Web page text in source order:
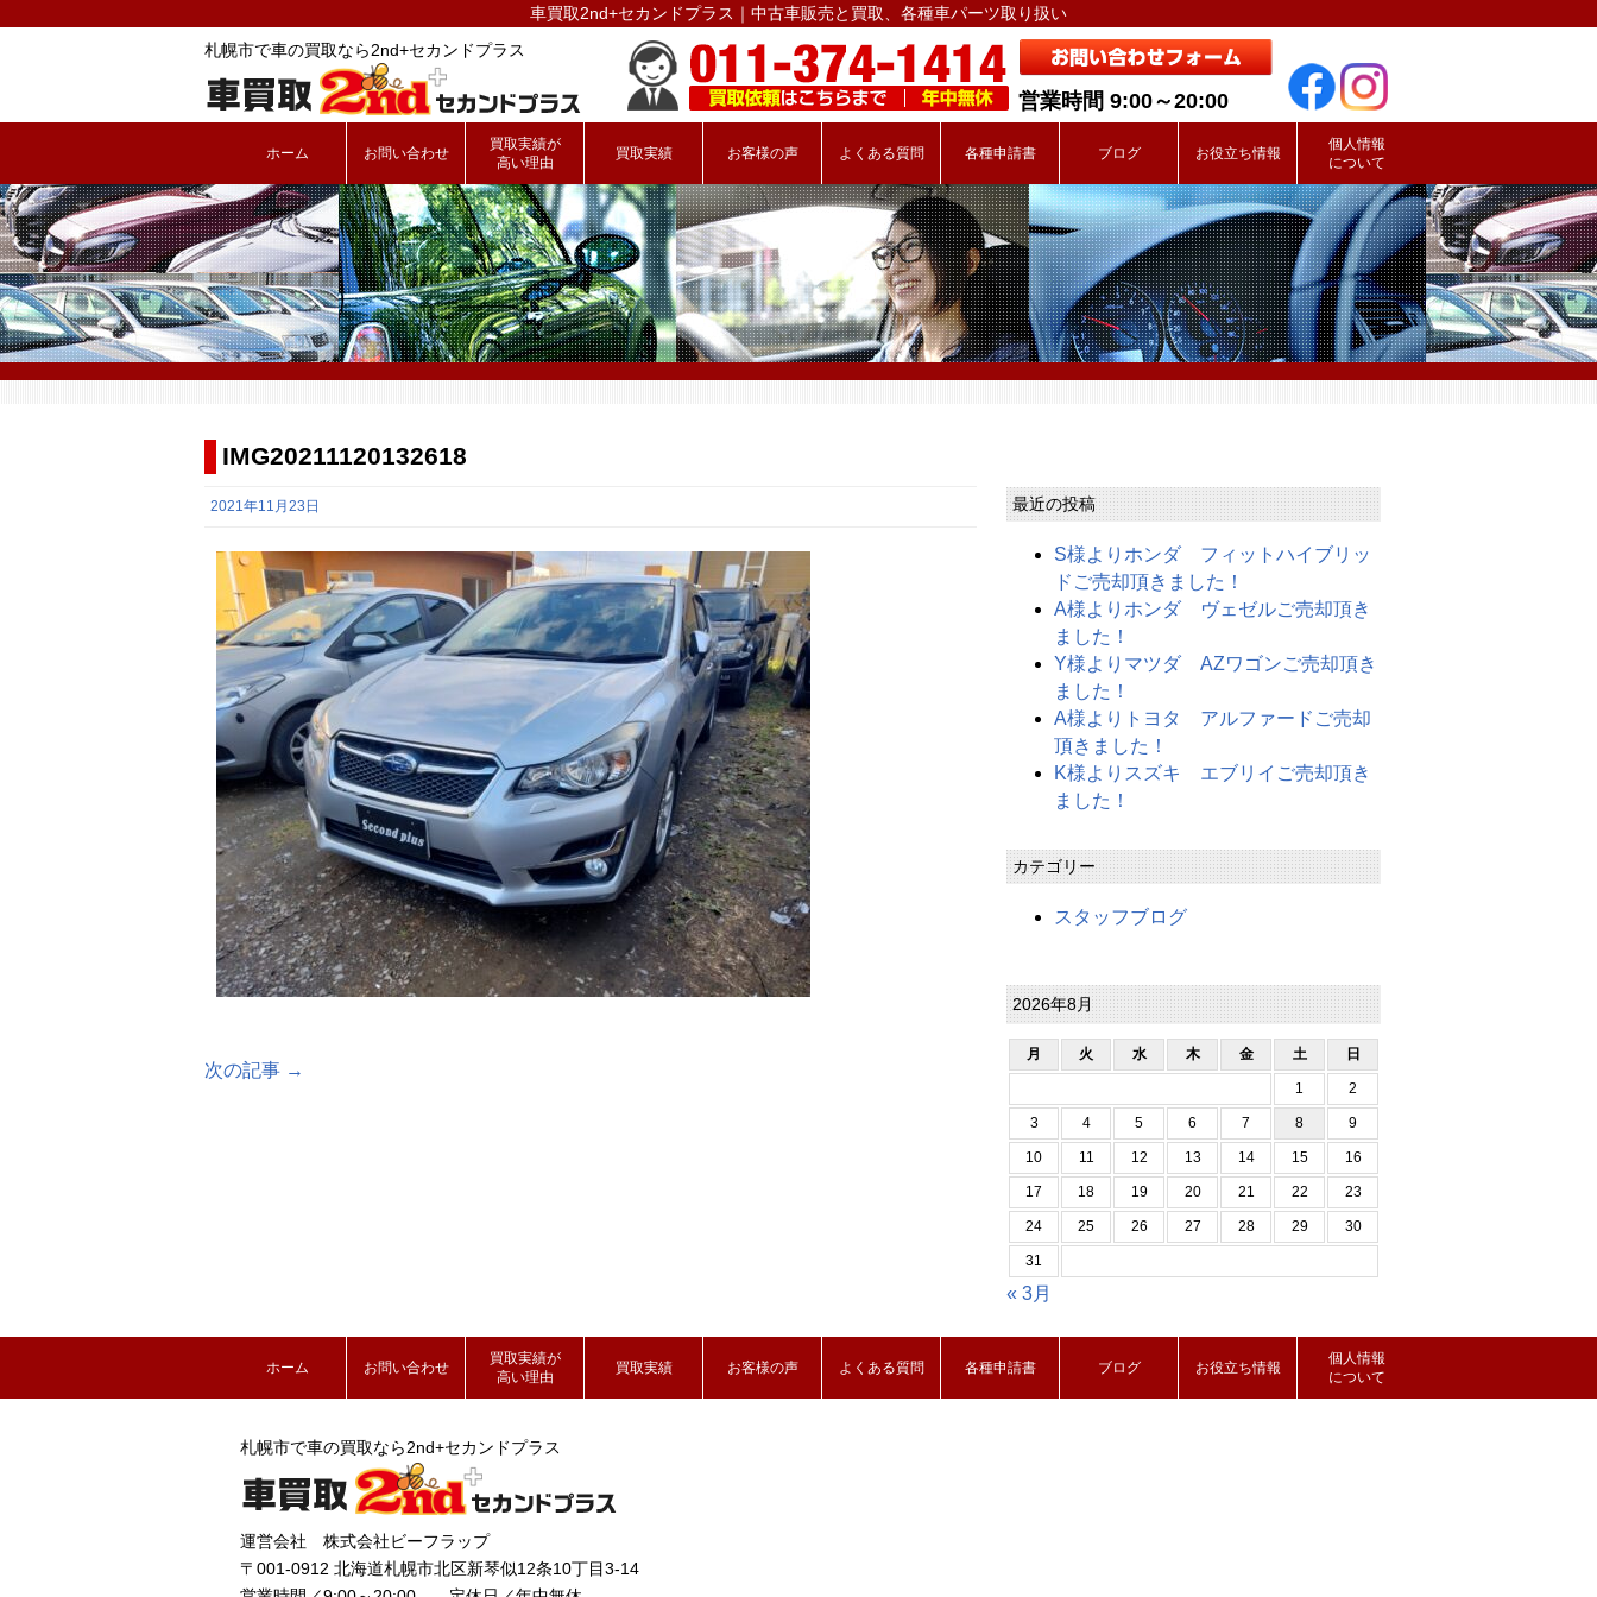
車買取2nd+セカンドプラス｜中古車販売と買取、各種車パーツ取り扱い
札幌市で車の買取なら2nd+セカンドプラス
営業時間 9:00～20:00
ホーム お問い合わせ
買取実績が
高い理由
買取実績 お客様の声 よくある質問 各種申請書 ブログ お役立ち情報
個人情報
について
IMG20211120132618
2021年11月23日
次の記事 →
最近の投稿
S様よりホンダ フィットハイブリッ
ドご売却頂きました！
A様よりホンダ ヴェゼルご売却頂き
ました！
Y様よりマツダ AZワゴンご売却頂き
ました！
A様よりトヨタ アルファードご売却
頂きました！
K様よりスズキ エブリイご売却頂き
ました！
カテゴリー
スタッフブログ
2026年8月
月 火 水 木 金 土 日
1 2
3 4 5 6 7 8 9
10 11 12 13 14 15 16
17 18 19 20 21 22 23
24 25 26 27 28 29 30
31
« 3月
ホーム お問い合わせ
買取実績が
高い理由
買取実績 お客様の声 よくある質問 各種申請書 ブログ お役立ち情報
個人情報
について
札幌市で車の買取なら2nd+セカンドプラス
運営会社 株式会社ビーフラップ
〒001-0912 北海道札幌市北区新琴似12条10丁目3-14